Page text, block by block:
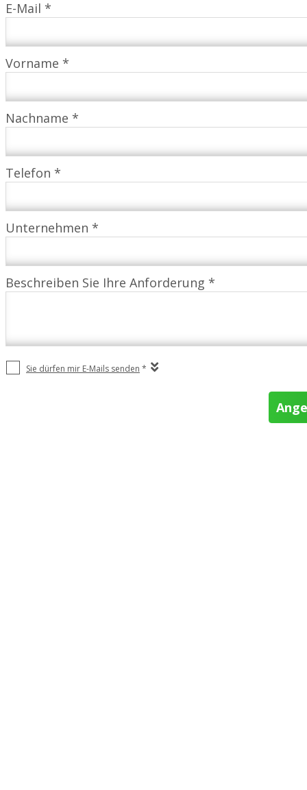
E-Mail *
Vorname *
Nachname *
Telefon *
Unternehmen *
Beschreiben Sie Ihre Anforderung *
Sie dürfen mir E-Mails senden *